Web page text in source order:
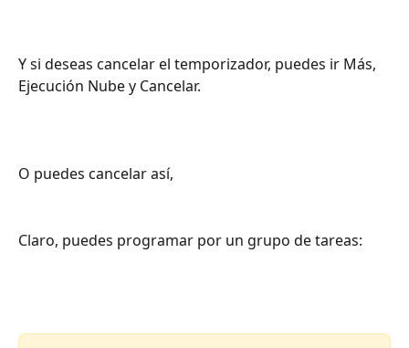
Y si deseas cancelar el temporizador, puedes ir Más,
Ejecución Nube y Cancelar.
O puedes cancelar así,
Claro, puedes programar por un grupo de tareas: